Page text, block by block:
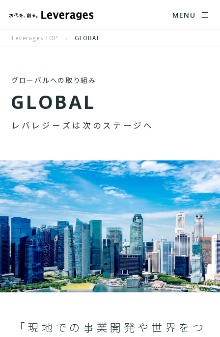
MENU
Leverages TOP GLOBAL
グローバルへの取り組み
GLOBAL
レ バ レ ジ ー ズ は 次 の ス テ ー ジ へ
「現地での事業開発や世界をつ